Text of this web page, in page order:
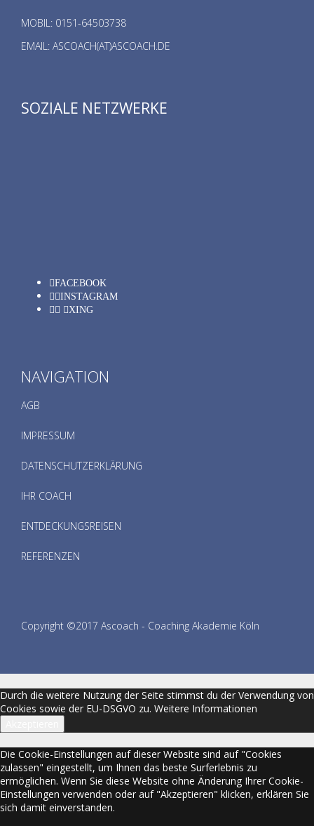
MOBIL: 0151-64503738
EMAIL: ASCOACH(AT)ASCOACH.DE
SOZIALE NETZWERKE
FACEBOOK
INSTAGRAM
XING
NAVIGATION
AGB
IMPRESSUM
DATENSCHUTZERKLÄRUNG
IHR COACH
ENTDECKUNGSREISEN
REFERENZEN
Copyright ©2017 Ascoach - Coaching Akademie Köln
Durch die weitere Nutzung der Seite stimmst du der Verwendung von
Cookies sowie der EU-DSGVO zu. Weitere Informationen
Die Cookie-Einstellungen auf dieser Website sind auf "Cookies
zulassen" eingestellt, um Ihnen das beste Surferlebnis zu
ermöglichen. Wenn Sie diese Website ohne Änderung Ihrer Cookie-
Einstellungen verwenden oder auf "Akzeptieren" klicken, erklären Sie
sich damit einverstanden.